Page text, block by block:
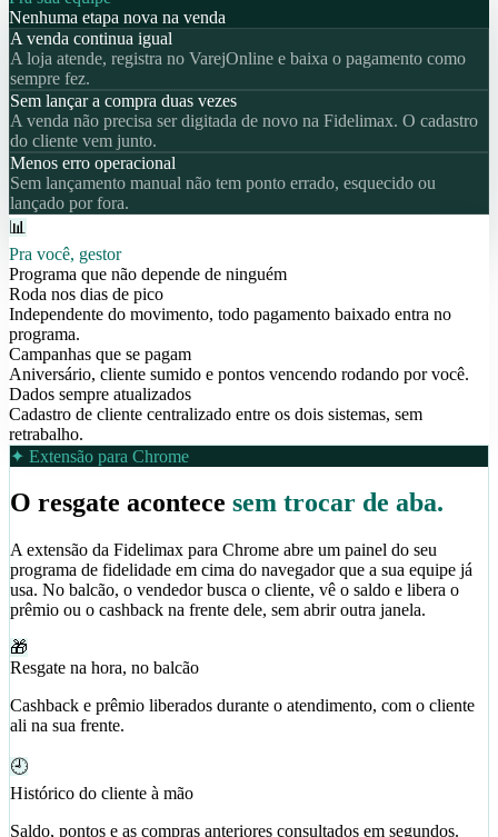
Nenhuma etapa nova na venda
A venda continua igual
A loja atende, registra no VarejOnline e baixa o pagamento como
sempre fez.
Sem lançar a compra duas vezes
A venda não precisa ser digitada de novo na Fidelimax. O cadastro
do cliente vem junto.
Menos erro operacional
Sem lançamento manual não tem ponto errado, esquecido ou
lançado por fora.
📊
Pra você, gestor
Programa que não depende de ninguém
Roda nos dias de pico
Independente do movimento, todo pagamento baixado entra no
programa.
Campanhas que se pagam
Aniversário, cliente sumido e pontos vencendo rodando por você.
Dados sempre atualizados
Cadastro de cliente centralizado entre os dois sistemas, sem
retrabalho.
✦ Extensão para Chrome
O resgate acontece sem trocar de aba.
A extensão da Fidelimax para Chrome abre um painel do seu
programa de fidelidade em cima do navegador que a sua equipe já
usa. No balcão, o vendedor busca o cliente, vê o saldo e libera o
prêmio ou o cashback na frente dele, sem abrir outra janela.
🎁
Resgate na hora, no balcão
Cashback e prêmio liberados durante o atendimento, com o cliente
ali na sua frente.
🕘
Histórico do cliente à mão
Saldo, pontos e as compras anteriores consultados em segundos.